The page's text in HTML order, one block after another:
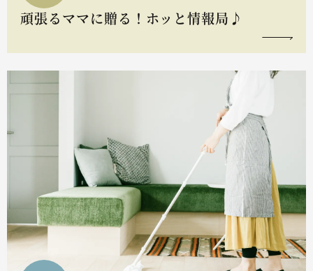
頑張るママに贈る！ホッと情報局♪